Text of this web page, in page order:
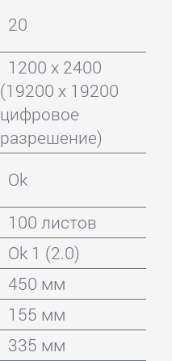
20
1200 x 2400
(19200 x 19200
цифровое
разрешение)
Ok
100 листов
Ok 1 (2.0)
450 мм
155 мм
335 мм